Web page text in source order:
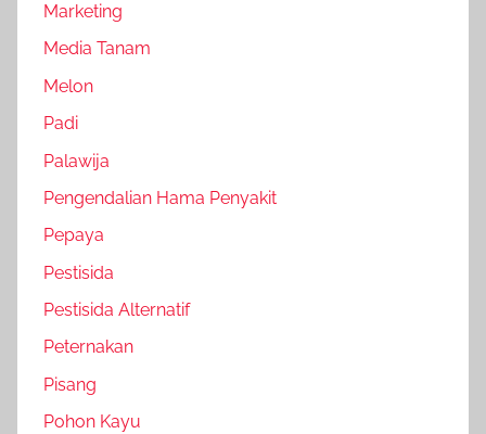
Marketing
Media Tanam
Melon
Padi
Palawija
Pengendalian Hama Penyakit
Pepaya
Pestisida
Pestisida Alternatif
Peternakan
Pisang
Pohon Kayu